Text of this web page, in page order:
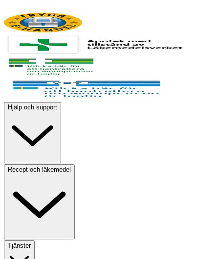
Hjälp och support
Recept och läkemedel
Tjänster